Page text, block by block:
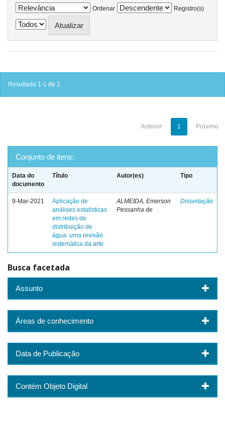
Ordenar
Registro(s)
Resultado 1-1 de 1.
Anterior 1 Próximo
Conjunto de itens:
Data do
documento
Título Autor(es) Tipo
9-Mar-2021
Aplicação de
análises estatísticas
em redes de
distribuição de
água: uma revisão
sistemática da arte
ALMEIDA, Emerson
Pessanha de
Dissertação
Busca facetada
Assunto
Áreas de conhecimento
Data de Publicação
Contém Objeto Digital